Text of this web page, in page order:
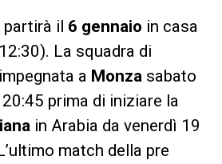
partirà il 6 gennaio in casa
La squadra di
a Monza sabato
prima di iniziare la
in Arabia da venerdì 19
match della pre